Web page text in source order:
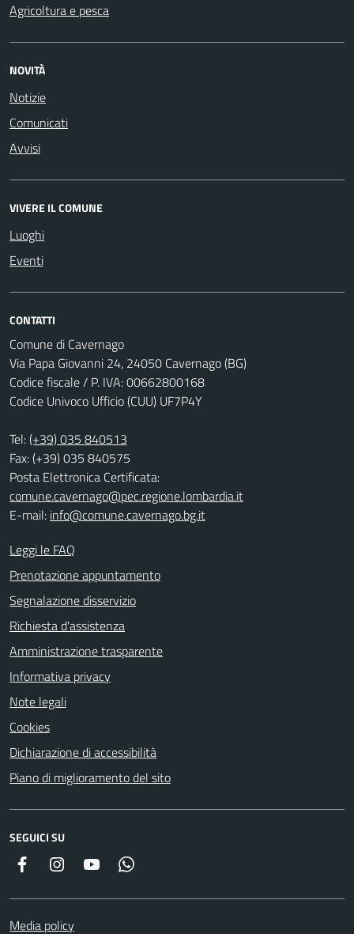
Agricoltura e pesca
NOVITÀ
Notizie
Comunicati
Avvisi
VIVERE IL COMUNE
Luoghi
Eventi
CONTATTI
Comune di Cavernago
Via Papa Giovanni 24, 24050 Cavernago (BG)
Codice fiscale / P. IVA: 00662800168
Codice Univoco Ufficio (CUU) UF7P4Y
Tel:(+39) 035 840513
Fax: (+39) 035 840575
Posta Elettronica Certificata:
comune.cavernago@pec.regione.lombardia.it
E-mail: info@comune.cavernago.bg.it
Leggi le FAQ
Prenotazione appuntamento
Segnalazione disservizio
Richiesta d'assistenza
Amministrazione trasparente
Informativa privacy
Note legali
Cookies
Dichiarazione di accessibilità
Piano di miglioramento del sito
SEGUICI SU
Facebook InstagramYouTube
Media policy